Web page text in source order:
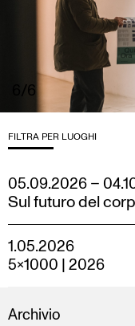
6/6
FILTRA PER LUOGHI
BOOKSHOP
SANT'AGNESE
05.09.2026 –
Sul futuro del
1.05.2026
5×1000 | 2026
Archivio